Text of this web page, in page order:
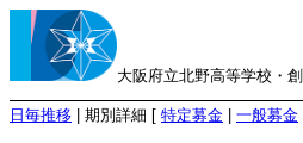
大阪府立北野高等学校・
日毎推移 | 期別詳細 [ 特定募金 一般募金